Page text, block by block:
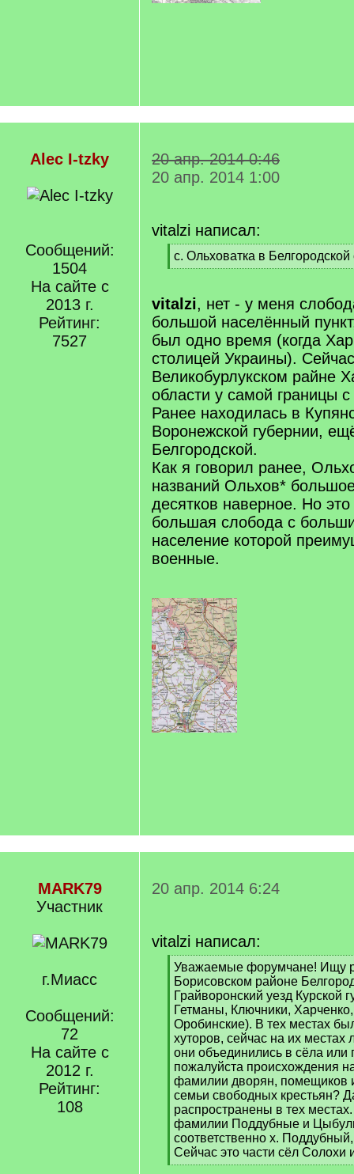
Alec I-tzky
Сообщений:
1504
На сайте с
2013 г.
Рейтинг:
7527
20 апр. 2014 0:46
20 апр. 2014 1:00
vitalzi написал:
[
q
с. Ольховатка в Белгородской
[
q
]
vitalzi, нет - у меня
большой населённый
был одно время (когда
столицей Украины).
Великобурлукском райне
области у самой границы
Ранее находилась в
Воронежской губернии,
Белгородской.
Как я говорил ранее,
названий Ольхов*
десятков наверное. Но
большая слобода с
население которой
военные.
MARK79
Участник
г.Миасс
Сообщений:
72
На сайте с
2012 г.
Рейтинг:
108
20 апр. 2014 6:24
vitalzi написал:
[
q
]
Уважаемые форумчане! Ищу
Борисовском районе
Грайворонский уезд Курской
Гетманы, Ключники,
Оробинские). В тех местах
хуторов, сейчас на их местах
они объединились в сёла или
пожалуйста происхождения
фамилии дворян, помещиков
семьи свободных крестьян?
распространены в тех
фамилии Поддубные и
соответственно х.
Сейчас это части сёл Солохи
[